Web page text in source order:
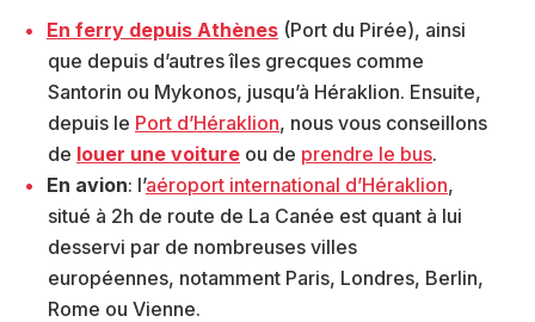
En ferry depuis Athènes (Port du Pirée), ainsi
que depuis d’autres îles grecques comme
Santorin ou Mykonos, jusqu’à Héraklion. Ensuite,
depuis le Port d’Héraklion, nous vous conseillons
de louer une voiture ou de prendre le bus.
En avion: l’aéroport international d’Héraklion,
situé à 2h de route de La Canée est quant à lui
desservi par de nombreuses villes
européennes, notamment Paris, Londres, Berlin,
Rome ou Vienne.